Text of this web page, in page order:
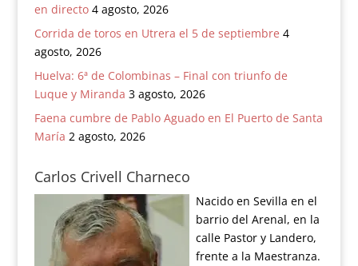
en directo 4 agosto, 2026
Corrida de toros en Utrera el 5 de septiembre 4
agosto, 2026
Huelva: 6ª de Colombinas – Final con triunfo de
Luque y Miranda 3 agosto, 2026
Faena cumbre de Pablo Aguado en El Puerto de Santa
María 2 agosto, 2026
Carlos Crivell Charneco
Nacido en Sevilla en el
barrio del Arenal, en la
calle Pastor y Landero,
frente a la Maestranza.